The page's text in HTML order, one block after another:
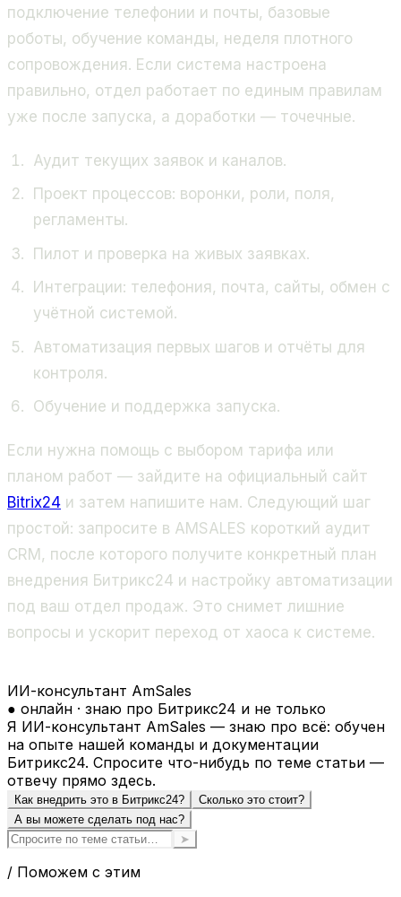
подключение телефонии и почты, базовые
роботы, обучение команды, неделя плотного
сопровождения. Если система настроена
правильно, отдел работает по единым правилам
уже после запуска, а доработки — точечные.
Аудит текущих заявок и каналов.
Проект процессов: воронки, роли, поля,
регламенты.
Пилот и проверка на живых заявках.
Интеграции: телефония, почта, сайты, обмен с
учётной системой.
Автоматизация первых шагов и отчёты для
контроля.
Обучение и поддержка запуска.
Если нужна помощь с выбором тарифа или
планом работ — зайдите на официальный сайт
Bitrix24 и затем напишите нам. Следующий шаг
простой: запросите в AMSALES короткий аудит
CRM, после которого получите конкретный план
внедрения Битрикс24 и настройку автоматизации
под ваш отдел продаж. Это снимет лишние
вопросы и ускорит переход от хаоса к системе.
ИИ-консультант AmSales
● онлайн · знаю про Битрикс24 и не только
Я ИИ-консультант AmSales — знаю про всё: обучен
на опыте нашей команды и документации
Битрикс24. Спросите что-нибудь по теме статьи —
отвечу прямо здесь.
Как внедрить это в Битрикс24?
Сколько это стоит?
А вы можете сделать под нас?
➤
/ Поможем с этим